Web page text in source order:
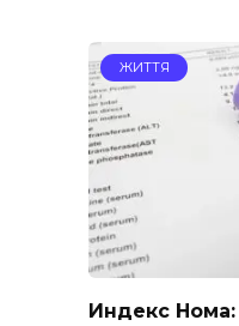
ЖИТТЯ
Индекс Нома: